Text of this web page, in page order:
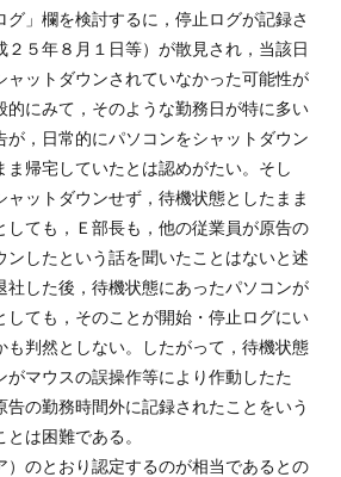
グ」欄を検討するに，停止ログが記録さ
２５年８月１日等）が散見され，当該日
ャットダウンされていなかった可能性が
的にみて，そのような勤務日が特に多い
が，日常的にパソコンをシャットダウン
帰宅していたとは認めがたい。そし
ャットダウンせず，待機状態としたまま
しても，Ｅ部長も，他の従業員が原告の
ンしたという話を聞いたことはないと述
社した後，待機状態にあったパソコンが
しても，そのことが開始・停止ログにい
も判然としない。したがって，待機状態
がマウスの誤操作等により作動したた
の勤務時間外に記録されたことをいう
は困難である。
）のとおり認定するのが相当であるとの